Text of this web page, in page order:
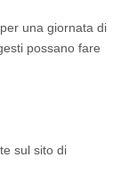
una giornata di
possano fare
sul sito di